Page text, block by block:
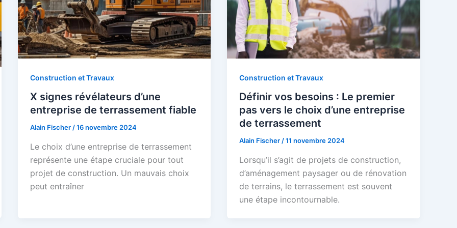
Construction et Travaux
X signes révélateurs d’une
entreprise de terrassement fiable
Alain Fischer/16 novembre 2024
Le choix d’une entreprise de terrassement
représente une étape cruciale pour tout
projet de construction. Un mauvais choix
peut entraîner
Construction et Travaux
Définir vos besoins : Le premier
pas vers le choix d’une entreprise
de terrassement
Alain Fischer/11 novembre 2024
Lorsqu’il s’agit de projets de construction,
d’aménagement paysager ou de rénovation
de terrains, le terrassement est souvent
une étape incontournable.